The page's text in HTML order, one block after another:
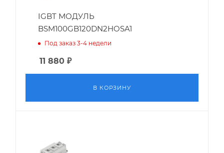
IGBT МОДУЛЬ
BSM100GB120DN2HOSA1
Под заказ 3-4 недели
11 880 ₽
В КОРЗИНУ